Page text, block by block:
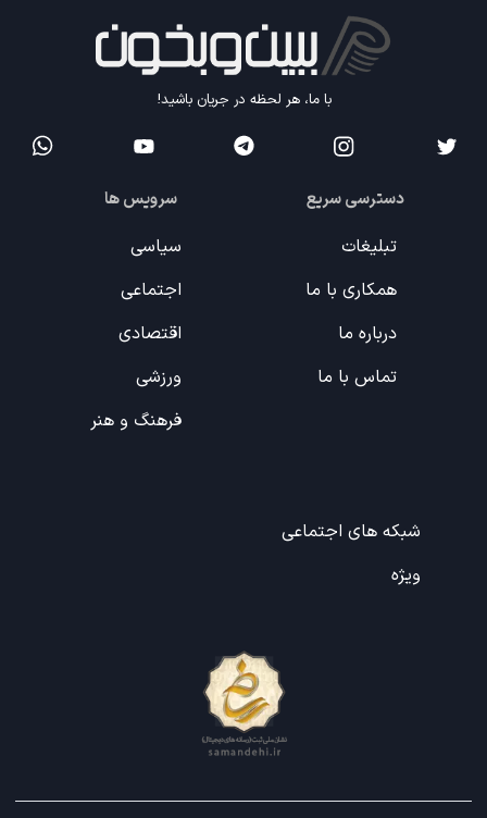
با ما، هر لحظه در جریان باشید!
دسترسی سریع
تبلیغات
همکاری با ما
درباره ما
تماس با ما
سرویس ها
سیاسی
اجتماعی
اقتصادی
ورزشی
فرهنگ و هنر
شبکه های اجتماعی
ویژه